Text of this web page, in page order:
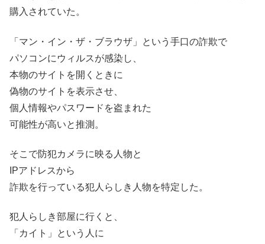
購入されていた。
「マン・イン・ザ・ブラウザ」という手口の詐欺で
パソコンにウィルスが感染し、
本物のサイトを開くときに
偽物のサイトを表示させ、
個人情報やパスワードを盗まれた
可能性が高いと推測。
そこで防犯カメラに映る人物と
IPアドレスから
詐欺を行っている犯人らしき人物を特定した。
犯人らしき部屋に行くと、
「カイト」という人に